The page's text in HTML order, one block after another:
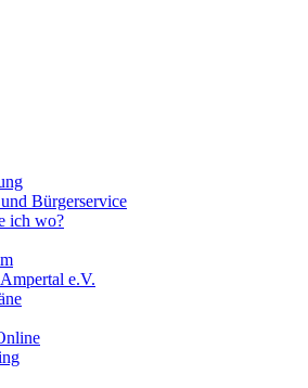
Bürgerservice
ich wo?
e.V.